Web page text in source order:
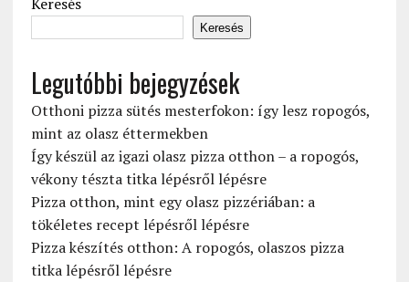
Keresés
Legutóbbi bejegyzések
Otthoni pizza sütés mesterfokon: így lesz ropogós,
mint az olasz éttermekben
Így készül az igazi olasz pizza otthon – a ropogós,
vékony tészta titka lépésről lépésre
Pizza otthon, mint egy olasz pizzériában: a
tökéletes recept lépésről lépésre
Pizza készítés otthon: A ropogós, olaszos pizza
titka lépésről lépésre